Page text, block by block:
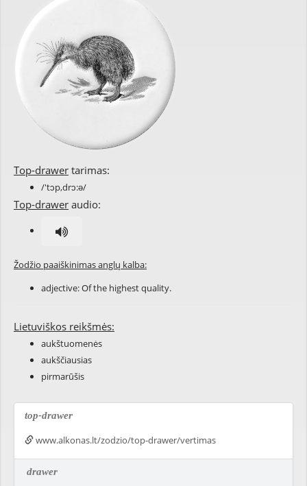
Top-drawer tarimas:
/'tɔp,drɔ:ə/
Top-drawer audio:
Žodžio paaiškinimas anglų kalba:
adjective: Of the highestquality.
Lietuviškos reikšmės:
aukštuomenės
aukščiausias
pirmarūšis
top-drawer
www.alkonas.lt/zodzio/top-drawer/vertimas
drawer